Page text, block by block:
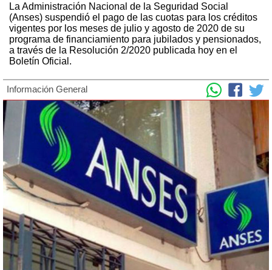
La Administración Nacional de la Seguridad Social
(Anses) suspendió el pago de las cuotas para los créditos
vigentes por los meses de julio y agosto de 2020 de su
programa de financiamiento para jubilados y pensionados,
a través de la Resolución 2/2020 publicada hoy en el
Boletín Oficial.
Información General